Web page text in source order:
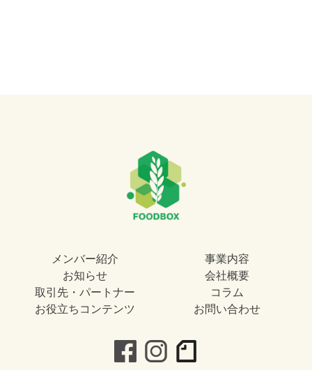
メンバー紹介
事業内容
お知らせ
会社概要
取引先・パートナー
コラム
お役立ちコンテンツ
お問い合わせ